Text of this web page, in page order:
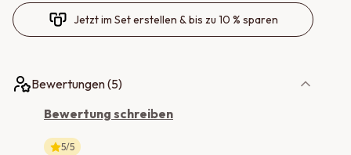
Jetzt im Set erstellen & bis zu 10 % sparen
Bewertungen (5)
Bewertung schreiben
5/5